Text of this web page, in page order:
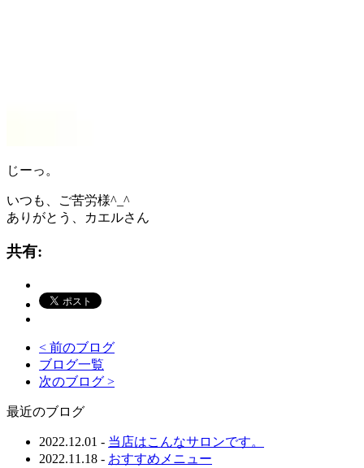
じーっ。
いつも、ご苦労様^_^
ありがとう、カエルさん
共有:
< 前のブログ
ブログ一覧
次のブログ >
最近のブログ
2022.12.01 - 当店はこんなサロンです。
2022.11.18 - おすすめメニュー